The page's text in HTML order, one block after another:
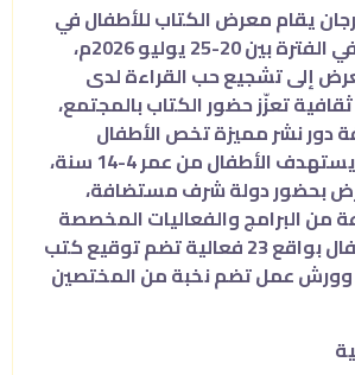
يقام معرض الكتاب للأطفال في
دورته السادسة في الفترة بين 20-25 يوليو 2026م،
إلى تشجيع حب القراءة لدى
تعزّز حضور الكتاب بالمجتمع،
دور نشر مميزة تخص الأطفال
واليافعين، حيث يستهدف الأطفال من عمر 4-14 سنة،
بحضور دولة شرف مستضافة،
البرامج والفعاليات المخصصة
التي تناسب الأطفال بواقع 23 فعالية تضم توقيع كتب
عمل تضم نخبة من المختصين